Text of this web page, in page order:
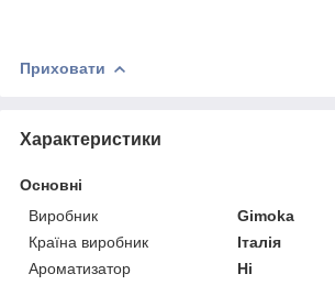
Приховати
Характеристики
Основні
Виробник
Gimoka
Країна виробник
Італія
Ароматизатор
Ні